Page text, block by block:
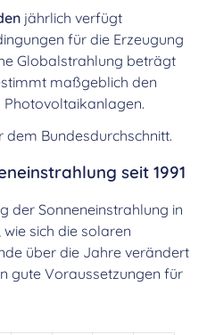
jährlich verfügt
für die Erzeugung
Globalstrahlung beträgt
maßgeblich den
Bundesdurchschnitt.
seit 1991
der Sonneneinstrahlung in
wie sich die solaren
über die Jahre verändert
gute Voraussetzungen für